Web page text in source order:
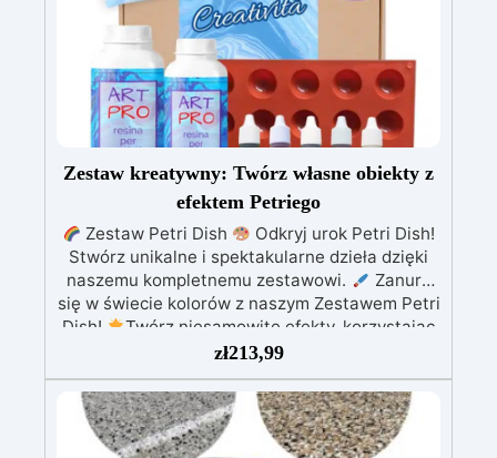
Zestaw kreatywny: Twórz własne obiekty z
efektem Petriego
Zestaw Petri Dish
Odkryj urok Petri Dish!
Stwórz unikalne i spektakularne dzieła dzięki
naszemu kompletnemu zestawowi.
Zanurz
się w świecie kolorów z naszym Zestawem Petri
Dish!
Twórz niesamowite efekty, korzystając
z naszego przewodnika! Zestaw zawiera
wszystko, czego potrzebujesz, aby zacząć: 830
gramów żywicy epoksydowej formę silikonową
do półkolistych kształtów 5 kolorów na bazie
alkoholu rękawice i narzędzia do mieszania
zł213,99